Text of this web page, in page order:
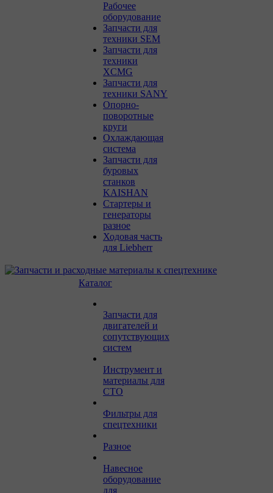
Рабочее
оборудование
Запчасти для
техники SEM
Запчасти для
техники
XCMG
Запчасти для
техники SANY
Опорно-
поворотные
круги
Охлаждающая
система
Запчасти для
буровых
станков
KAISHAN
Стартеры и
генераторы
разное
Ходовая часть
для Liebherr
Каталог
Запчасти для
двигателей и
сопутствующих
систем
Инструмент и
материалы для
СТО
Фильтры для
спецтехники
Разное
Навесное
оборудование
для